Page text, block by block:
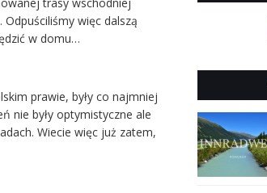
więc dalszą
w domu…
prawie, były co najmniej
nie były optymistyczne ale
Wiecie więc już zatem,